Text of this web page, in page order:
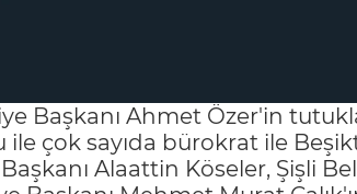
Başkanı Ahmet Özer'in
çok sayıda bürokrat ile
Alaattin Köseler, Şişli